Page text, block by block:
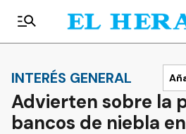
INTERÉS GENERAL
Advierten sobre la
bancos de niebla